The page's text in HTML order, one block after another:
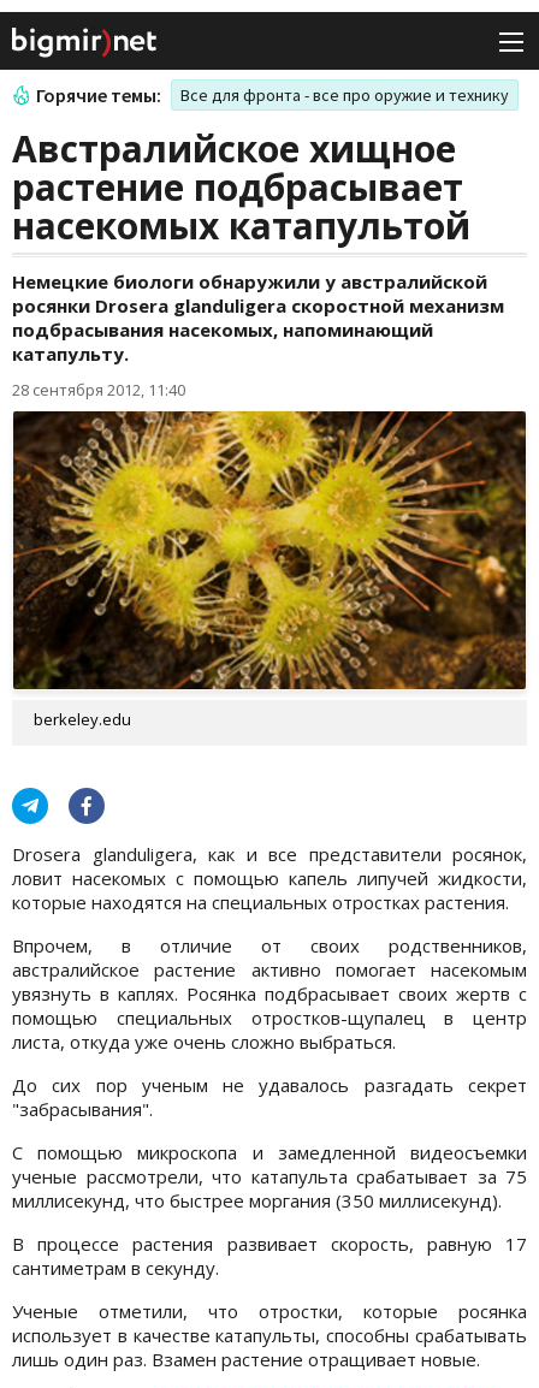
Горячие темы: Все для фронта - все про оружие и технику
Австралийское хищное
растение подбрасывает
насекомых катапультой
Немецкие биологи обнаружили у австралийской
росянки Drosera glanduligera скоростной механизм
подбрасывания насекомых, напоминающий
катапульту.
28 сентября 2012, 11:40
berkeley.edu
Drosera glanduligera, как и все представители росянок,
ловит насекомых с помощью капель липучей жидкости,
которые находятся на специальных отростках растения.
Впрочем, в отличие от своих родственников,
австралийское растение активно помогает насекомым
увязнуть в каплях. Росянка подбрасывает своих жертв с
помощью специальных отростков-щупалец в центр
листа, откуда уже очень сложно выбраться.
До сих пор ученым не удавалось разгадать секрет
"забрасывания".
С помощью микроскопа и замедленной видеосъемки
ученые рассмотрели, что катапульта срабатывает за 75
миллисекунд, что быстрее моргания (350 миллисекунд).
В процессе растения развивает скорость, равную 17
сантиметрам в секунду.
Ученые отметили, что отростки, которые росянка
использует в качестве катапульты, способны срабатывать
лишь один раз. Взамен растение отращивает новые.